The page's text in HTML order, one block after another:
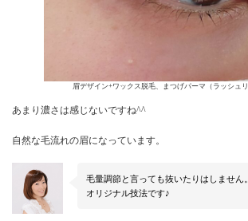
眉デザイン+ワックス脱毛、まつげパーマ（ラッシュ
あまり濃さは感じないですね^^
自然な毛流れの眉になっています。
毛量調節と言っても抜いたりはしません。
オリジナル技法です♪